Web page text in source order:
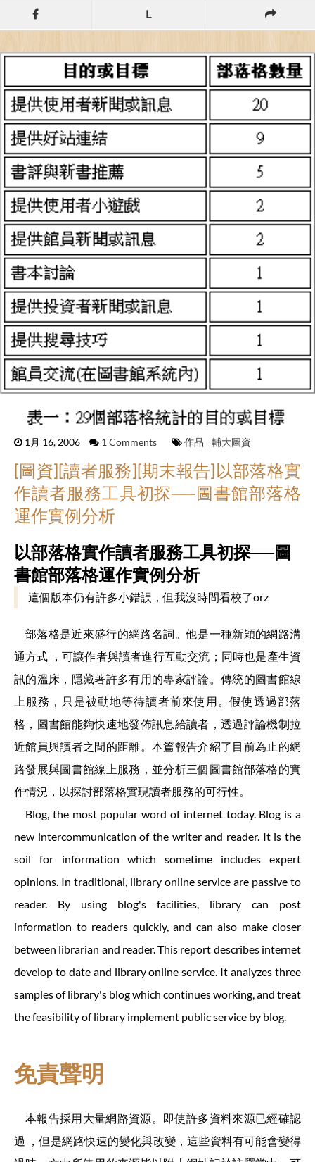
L
1月 16, 2006 1 Comments 作品 輔大圖資
[圖資][讀者服務][期末報告]以部落格實
作讀者服務工具初探──圖書館部落格
運作實例分析
以部落格實作讀者服務工具初探──圖
書館部落格運作實例分析
這個版本仍有許多小錯誤，但我沒時間看校了orz
部落格是近來盛行的網路名詞。他是一種新穎的網路溝
通方式 ，可讓作者與讀者進行互動交流；同時也是產生資
訊的溫床，隱藏著許多有用的專家評論。傳統的圖書館線
上服務，只是被動地等待讀者前來使用。假使透過部落
格，圖書館能夠快速地發佈訊息給讀者，透過評論機制拉
近館員與讀者之間的距離。本篇報告介紹了目前為止的網
路發展與圖書館線上服務，並分析三個圖書館部落格的實
作情況，以探討部落格實現讀者服務的可行性。
Blog, the most popular word of internet today. Blog is a
new intercommunication of the writer and reader. It is the
soil for information which sometime includes expert
opinions. In traditional, library online service are passive to
reader. By using blog's facilities, library can post
information to readers quickly, and can also make closer
between librarian and reader. This report describes internet
develop to date and library online service. It analyzes three
samples of library's blog which continues working, and treat
the feasibility of library implement public service by blog.
免責聲明
本報告採用大量網路資源。即使許多資料來源已經確認
過 ，但是網路快速的變化與改變，這些資料有可能會變得